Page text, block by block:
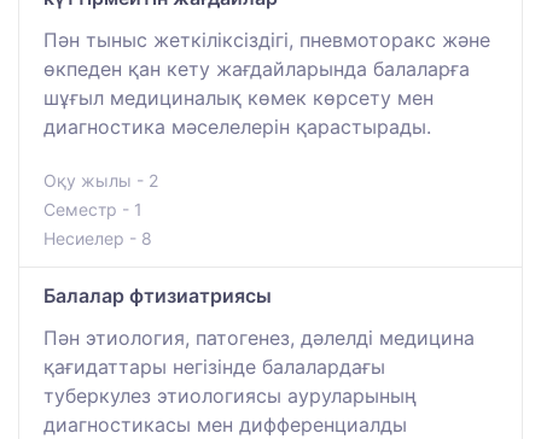
Пән тыныс жеткіліксіздігі, пневмоторакс және
өкпеден қан кету жағдайларында балаларға
шұғыл медициналық көмек көрсету мен
диагностика мәселелерін қарастырады.
Оқу жылы - 2
Семестр - 1
Несиелер - 8
Балалар фтизиатриясы
Пән этиология, патогенез, дәлелді медицина
қағидаттары негізінде балалардағы
туберкулез этиологиясы ауруларының
диагностикасы мен дифференциалды